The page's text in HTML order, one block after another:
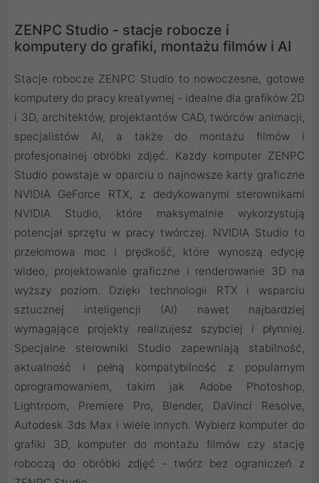
ZENPC Studio - stacje robocze i
komputery do grafiki, montażu filmów i AI
Stacje robocze ZENPC Studio to nowoczesne, gotowe
komputery do pracy kreatywnej - idealne dla grafików 2D
i 3D, architektów, projektantów CAD, twórców animacji,
specjalistów AI, a także do montażu filmów i
profesjonalnej obróbki zdjęć. Każdy komputer ZENPC
Studio powstaje w oparciu o najnowsze karty graficzne
NVIDIA GeForce RTX, z dedykowanymi sterownikami
NVIDIA Studio, które maksymalnie wykorzystują
potencjał sprzętu w pracy twórczej. NVIDIA Studio to
przełomowa moc i prędkość, które wynoszą edycję
wideo, projektowanie graficzne i renderowanie 3D na
wyższy poziom. Dzięki technologii RTX i wsparciu
sztucznej inteligencji (AI) nawet najbardziej
wymagające projekty realizujesz szybciej i płynniej.
Specjalne sterowniki Studio zapewniają stabilność,
aktualność i pełną kompatybilność z popularnym
oprogramowaniem, takim jak Adobe Photoshop,
Lightroom, Premiere Pro, Blender, DaVinci Resolve,
Autodesk 3ds Max i wiele innych. Wybierz komputer do
grafiki 3D, komputer do montażu filmów czy stację
roboczą do obróbki zdjęć - twórz bez ograniczeń z